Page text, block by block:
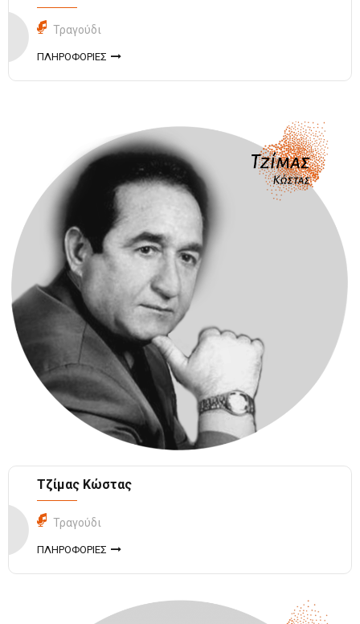
Τραγούδι
ΠΛΗΡΟΦΟΡΙΕΣ
Τζίμας Κώστας
Τραγούδι
ΠΛΗΡΟΦΟΡΙΕΣ